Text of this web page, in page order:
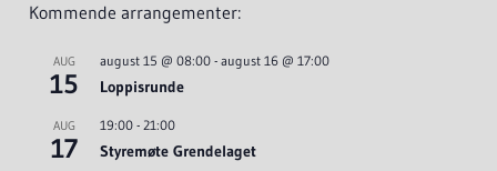
Kommende arrangementer:
AUG
15
august 15 @ 08:00- august 16 @ 17:00
Loppisrunde
AUG
17
19:00- 21:00
Styremøte Grendelaget